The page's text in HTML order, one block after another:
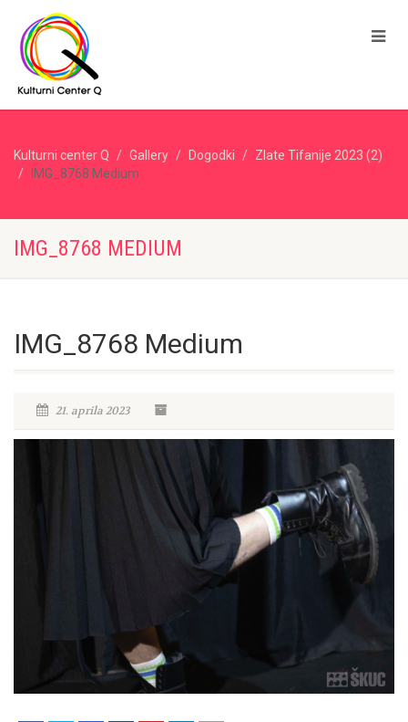
Kulturni center Q Gallery Dogodki
Zlate Tifanije 2023 (2)
IMG_8768 Medium
IMG_8768 MEDIUM
IMG_8768 Medium
21. aprila 2023